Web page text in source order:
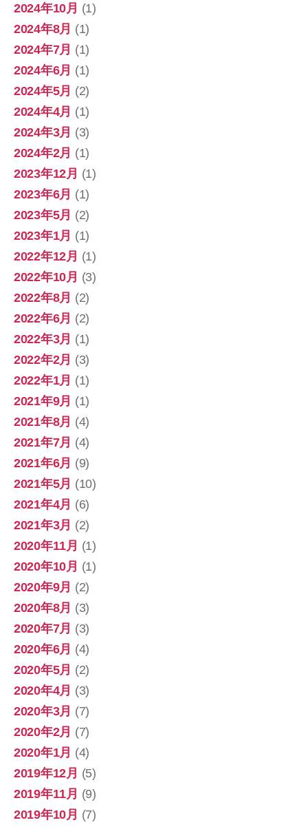
2024年10月 (1)
2024年8月 (1)
2024年7月 (1)
2024年6月 (1)
2024年5月 (2)
2024年4月 (1)
2024年3月 (3)
2024年2月 (1)
2023年12月 (1)
2023年6月 (1)
2023年5月 (2)
2023年1月 (1)
2022年12月 (1)
2022年10月 (3)
2022年8月 (2)
2022年6月 (2)
2022年3月 (1)
2022年2月 (3)
2022年1月 (1)
2021年9月 (1)
2021年8月 (4)
2021年7月 (4)
2021年6月 (9)
2021年5月 (10)
2021年4月 (6)
2021年3月 (2)
2020年11月 (1)
2020年10月 (1)
2020年9月 (2)
2020年8月 (3)
2020年7月 (3)
2020年6月 (4)
2020年5月 (2)
2020年4月 (3)
2020年3月 (7)
2020年2月 (7)
2020年1月 (4)
2019年12月 (5)
2019年11月 (9)
2019年10月 (7)